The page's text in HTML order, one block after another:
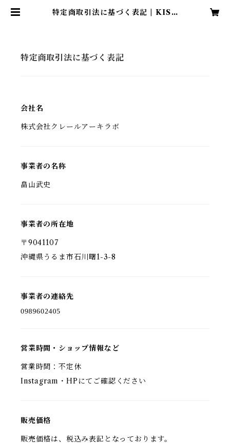
特定商取引法に基づく表記 | KISE
特定商取引法に基づく表記
会社名
株式会社クレールアーキラボ
事業者の名称
畠山武史
事業者の所在地
〒9041107
沖縄県うるま市石川曙1-3-8
事業者の連絡先
営業時間・ショップ情報など
営業時間：不定休
Instagram・HPにてご確認ください
販売価格
販売価格は、税込み表記となっております。